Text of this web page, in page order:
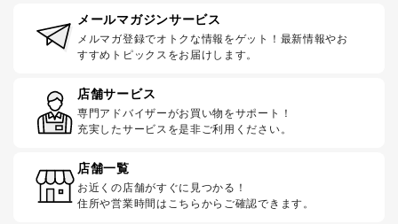
メールマガジンサービス
メルマガ登録でオトクな情報をゲット！最新情報やお
すすめトピックスをお届けします。
店舗サービス
専門アドバイザーがお買い物をサポート！
充実したサービスを是非ご利用ください。
店舗一覧
お近くの店舗がすぐに見つかる！
住所や営業時間はこちらからご確認できます。